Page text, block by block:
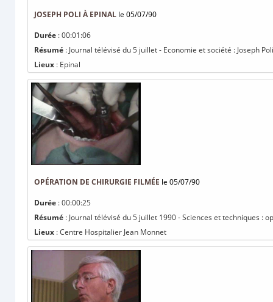
JOSEPH POLI À EPINAL le 05/07/90
Durée : 00:01:06
Résumé : Journal télévisé du 5 juillet - Economie et société : Joseph
Lieux : Epinal
OPÉRATION DE CHIRURGIE FILMÉE le 05/07/90
Durée : 00:00:25
Résumé : Journal télévisé du 5 juillet 1990 - Sciences et techniques :
Lieux : Centre Hospitalier Jean Monnet